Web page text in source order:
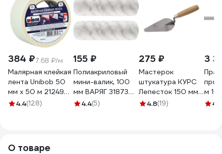
384 ₽7.68 ₽/м
Малярная клейкая
лента Unibob 50
мм х 50 м 212496
28139
4.4(128)
155 ₽
Полиакриловый
мини-валик, 100
мм ВАРЯГ 31873
тов-149014 (2 шт.)
4.4(5)
275 ₽
Мастерок
штукатура КУРС
Лепесток 150 мм
04921
4.8(19)
3
м
4
О товаре